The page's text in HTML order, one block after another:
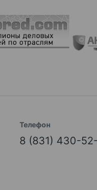
Телефон
8 (831) 430-